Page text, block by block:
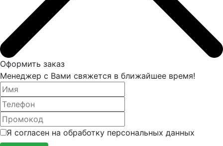
Оформить заказ
Менеджер с Вами свяжется в ближайшее время!
Я согласен на обработку персональных данных